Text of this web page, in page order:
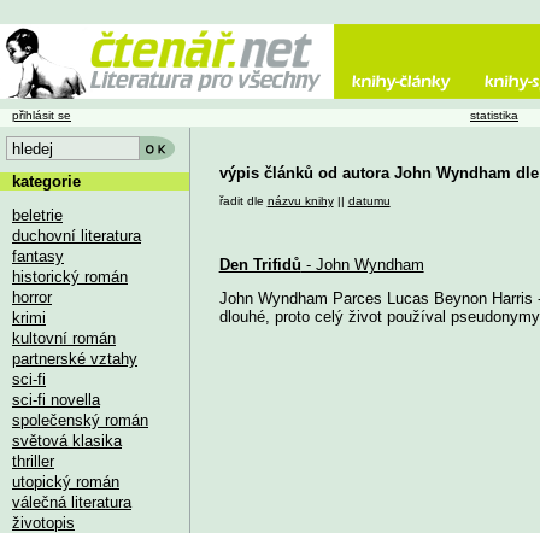
výpis článků od autora John Wyndham
řadit dle názvu knihy|| datumu
Den Trifidů - John Wyndham
John Wyndham Parces Lucas Beynon
dlouhé, proto celý život používal
přihlásit se statistika
kategorie
beletrie
duchovní literatura
fantasy
historický román
horror
krimi
kultovní román
partnerské vztahy
sci-fi
sci-fi novella
společenský román
světová klasika
thriller
utopický román
válečná literatura
životopis